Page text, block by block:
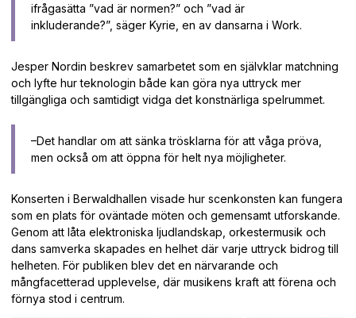
ifrågasätta ”vad är normen?” och ”vad är
inkluderande?”, säger Kyrie, en av dansarna i Work.
Jesper Nordin beskrev samarbetet som en självklar matchning
och lyfte hur teknologin både kan göra nya uttryck mer
tillgängliga och samtidigt vidga det konstnärliga spelrummet.
–Det handlar om att sänka trösklarna för att våga pröva,
men också om att öppna för helt nya möjligheter.
Konserten i Berwaldhallen visade hur scenkonsten kan fungera
som en plats för oväntade möten och gemensamt utforskande.
Genom att låta elektroniska ljudlandskap, orkestermusik och
dans samverka skapades en helhet där varje uttryck bidrog till
helheten. För publiken blev det en närvarande och
mångfacetterad upplevelse, där musikens kraft att förena och
förnya stod i centrum.